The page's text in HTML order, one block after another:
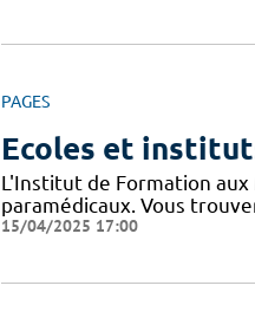
PAGES
Ecoles et
L'Institut de Formation
paramédicaux. Vous
15/04/2025 17:00